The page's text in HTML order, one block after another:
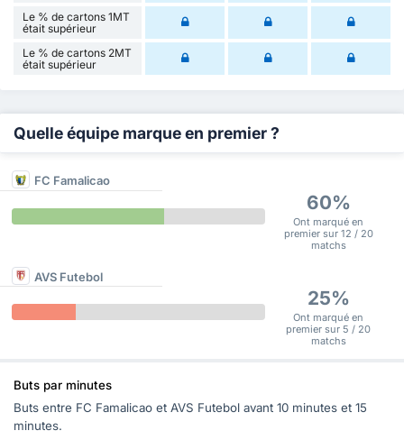
Le % de cartons 1MT
était supérieur
Le % de cartons 2MT
était supérieur
Quelle équipe marque en premier ?
FC Famalicao
60%
Ont marqué en
premier sur 12 / 20
matchs
AVS Futebol
25%
Ont marqué en
premier sur 5 / 20
matchs
Buts par minutes
Buts entre FC Famalicao et AVS Futebol avant 10 minutes et 15
minutes.